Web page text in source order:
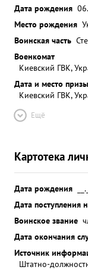
Дата рождения
Место рождения
Воинская часть
Военкомат
Киевский ГВК,
Дата и место
Киевский ГВК,
Ещё
Картотека
Дата рождения
Дата поступления
Воинское звание
Дата окончания
Источник
Штатно-